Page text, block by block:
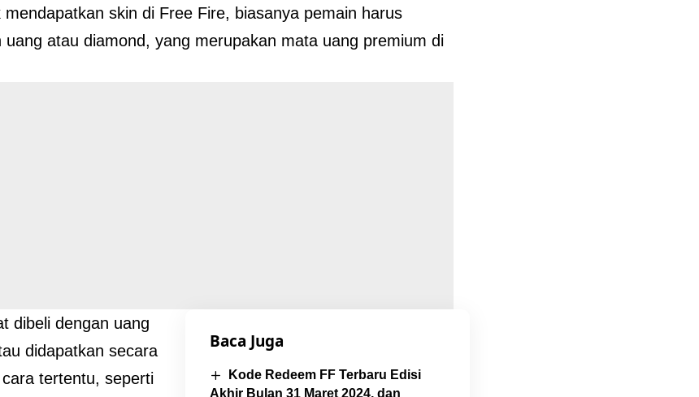
mendapatkan skin di Free Fire, biasanya pemain harus
uang atau diamond, yang merupakan mata uang premium di
Baca Juga
Kode Redeem FF Terbaru Edisi
Akhir Bulan 31 Maret 2024, dan
dibeli dengan uang
didapatkan secara
tertentu, seperti